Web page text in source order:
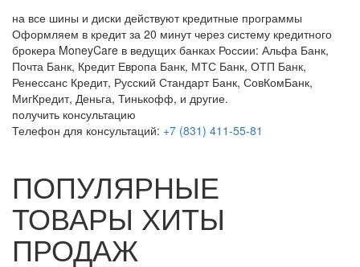
на все шины и диски действуют кредитные программы
Оформляем в кредит за 20 минут через систему кредитного
брокера MoneyCare в ведущих банках России: Альфа Банк,
Почта Банк, Кредит Европа Банк, МТС Банк, ОТП Банк,
Ренессанс Кредит, Русский Стандарт Банк, СовКомБанк,
МигКредит, Деньга, Тинькофф, и другие.
получить консультацию
Телефон для консультаций: +7 (831) 411-55-81
ПОПУЛЯРНЫЕ
ТОВАРЫ ХИТЫ
ПРОДАЖ